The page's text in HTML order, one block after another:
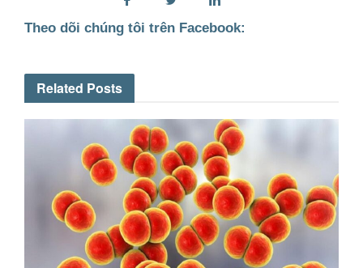
Theo dõi chúng tôi trên Facebook:
Related Posts